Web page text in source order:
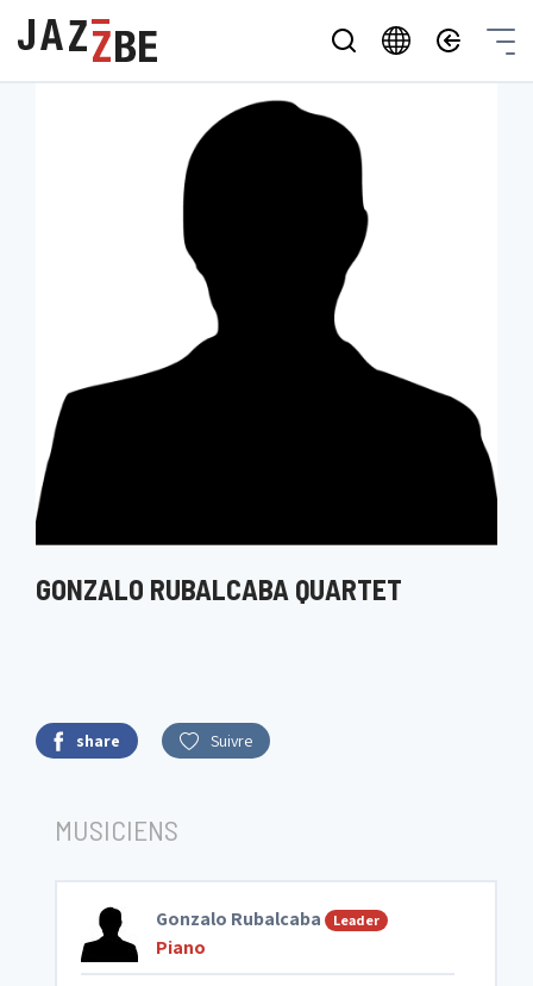
GONZALO RUBALCABA QUARTET
share Suivre
MUSICIENS
Gonzalo Rubalcaba Leader
Piano